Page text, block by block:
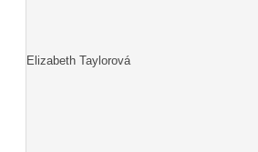
Elizabeth Taylorová